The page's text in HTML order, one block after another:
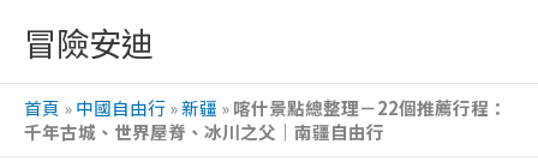
主
冒險安迪
首頁 »中國自由行 »新疆 »喀什景點總整理－22個推薦行程：
千年古城、世界屋脊、冰川之父｜南疆自由行